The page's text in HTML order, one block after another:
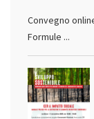
Convegno
Formule ...